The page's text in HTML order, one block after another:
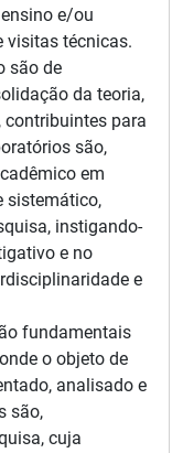
e/ou
visitas técnicas.
são de
da teoria,
contribuintes para
são,
em
sistemático,
instigando-
e no
e
fundamentais
o objeto de
analisado e
são,
cuja